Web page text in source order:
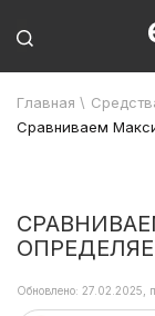
Главная \
Сравниваем
Обновлено: 27.02.2025,